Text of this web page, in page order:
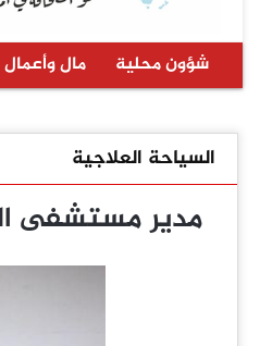
شؤون محلية مال وأعمال
السياحة العلاجية
مدير مستشفى